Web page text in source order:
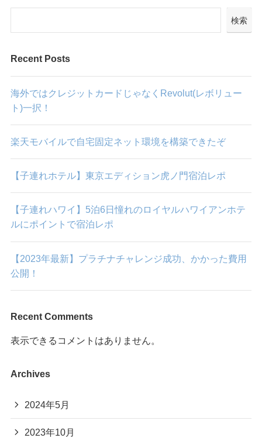
検索
Recent Posts
海外ではクレジットカードじゃなくRevolut(レボリュー
ト)一択！
楽天モバイルで自宅固定ネット環境を構築できたぞ
【子連れホテル】東京エディション虎ノ門宿泊レポ
【子連れハワイ】5泊6日憧れのロイヤルハワイアンホテ
ルにポイントで宿泊レポ
【2023年最新】プラチナチャレンジ成功、かかった費用
公開！
Recent Comments
表示できるコメントはありません。
Archives
2024年5月
2023年10月